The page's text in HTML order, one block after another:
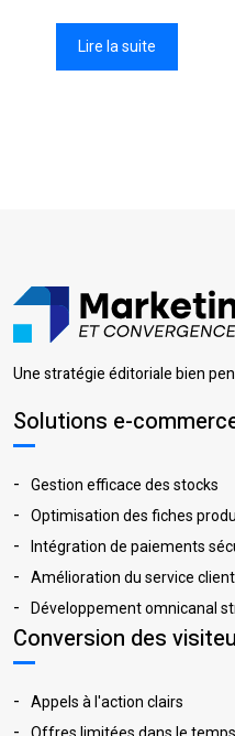
Lire la suite
Une stratégie éditoriale bien
Solutions e-
Gestion efficace des stocks
Optimisation des fiches
Intégration de paiements
Amélioration du service client
Développement omnicanal
Conversion des
Appels à l'action clairs
Offres limitées dans le temps